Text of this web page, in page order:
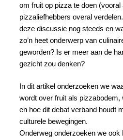
om fruit op pizza te doen (vooral
pizzaliefhebbers overal
deze discussie nog steeds en
zo’n heet onderwerp van
geworden? Is er meer aan de
gezicht zou denken?
In dit artikel onderzoeken we
wordt over fruit als
en hoe dit debat verband houdt
culturele bewegingen.
Onderweg onderzoeken we ook